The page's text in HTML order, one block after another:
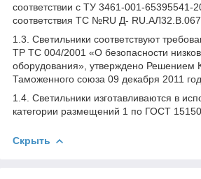
соответствии с ТУ 3461-001-65395541-
соответствия ТС №RU Д-
1.3. Светильники соответствуют
ТР ТС 004/2001 «О безопасности
оборудования», утверждено Решением
Таможенного союза 09 декабря 2011
1.4. Светильники изготавливаются в
категории размещений 1 по ГОСТ 15150.
Скрыть